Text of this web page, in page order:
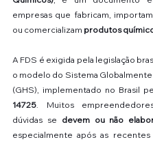
empresas que fabricam,
ou comercializam produtos
A FDS é exigida pela legislação
o modelo do Sistema
(GHS), implementado no Brasil
14725. Muitos
dúvidas se devem ou não
especialmente após as recentes